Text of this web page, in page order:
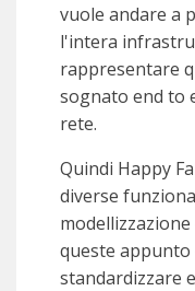
vuole andare a
l'intera
rappresentare
sognato end to
rete.
Quindi Happy
diverse
queste appunto
standardizzare